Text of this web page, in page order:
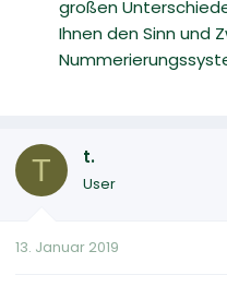
großen
Ihnen den Sinn und
T t.
User
13. Januar 2019